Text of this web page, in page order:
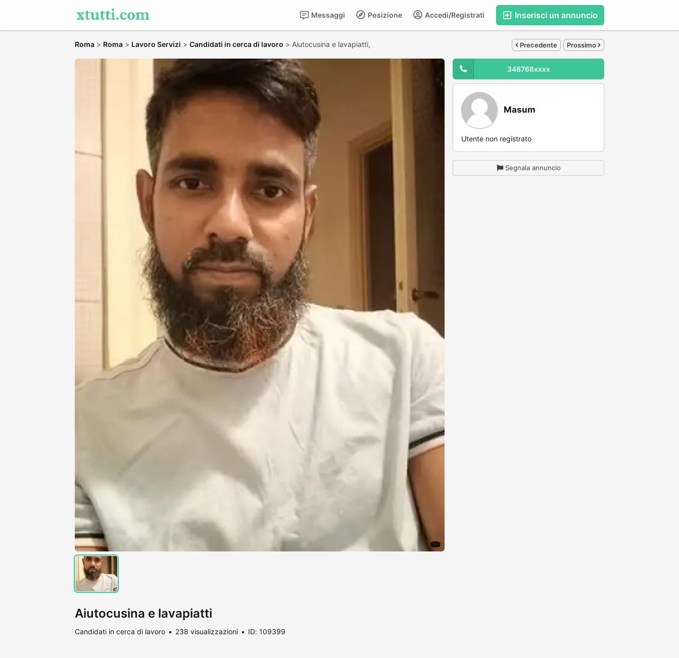
Inserisci un annuncio
Accedi/Registrati
Posizione
Messaggi
Roma > Roma > Lavoro Servizi > Candidati in cerca di lavoro > Aiutocusina e lavapiatti, Precedente Prossimo
Aiutocusina e lavapiatti
Candidati in cerca di lavoro 238 visualizzazioni ID: 109399
348768xxxx
Masum
Utente non registrato
Segnala annuncio